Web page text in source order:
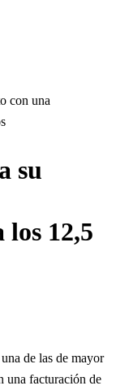
con una
su
12,5
de las de mayor
una facturación de